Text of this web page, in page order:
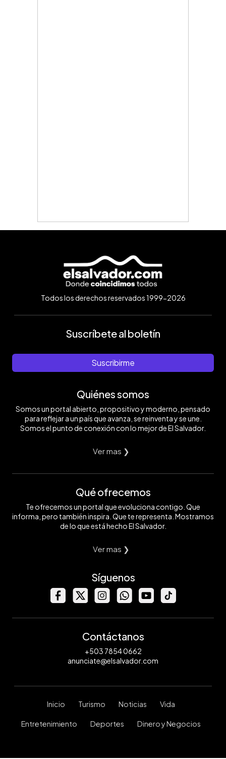
Todos los derechos reservados 1999-2026
Suscríbete al boletín
Suscribirme
Quiénes somos
Somos un portal abierto, propositivo y moderno, pensado
para reflejar a un país que avanza, se reinventa y se une.
Somos el punto de conexión con lo mejor de El Salvador.
Ver mas ❯
Qué ofrecemos
Te ofrecemos un portal que evoluciona contigo. Que
informa, pero también inspira. Que te representa. Mostramos
de lo que está hecho El Salvador.
Ver mas ❯
Síguenos
Contáctanos
+503 7854 0662
anunciate@elsalvador.com
Inicio Turismo Noticias Vida
Entretenimiento Deportes Dinero y Negocios